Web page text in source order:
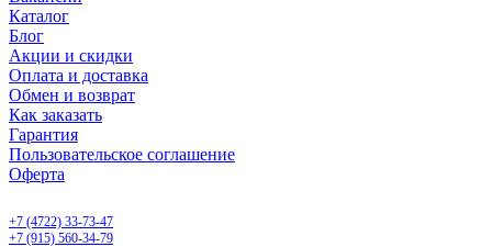
Каталог
Блог
Акции и скидки
Оплата и доставка
Обмен и возврат
Как заказать
Гарантия
Пользовательское соглашение
Оферта
+7 (4722) 33-73-47
+7 (915) 560-34-79